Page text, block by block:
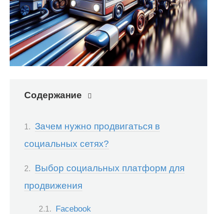
Содержание
Зачем нужно продвигаться в
социальных сетях?
Выбор социальных платформ для
продвижения
Facebook